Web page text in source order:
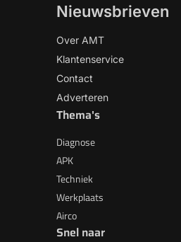
Nieuwsbrieven
Over AMT
Klantenservice
Contact
Adverteren
Thema's
Diagnose
APK
Techniek
Werkplaats
Airco
Snel naar